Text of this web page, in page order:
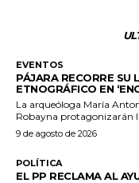
EVENTOS
PÁJARA RECORRE SU
ETNOGRÁFICO EN
La arqueóloga María
Robayna protagonizarán la
9 de agosto de 2026
POLÍTICA
EL PP RECLAMA AL